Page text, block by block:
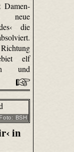
Damen-
neue
die
elf
und
Foto: BSH
in